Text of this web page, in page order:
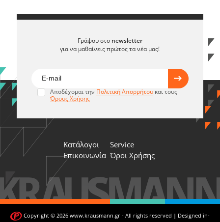
Γράψου στο newsletter
για να μαθαίνεις πρώτος τα νέα μας!
Αποδέχομαι την Πολιτική Απορρήτουκαι τους
Όρους Χρήσης
Κατάλογοι
Service
Επικοινωνία Όροι Χρήσης
Copyright © 2026 www.krausmann.gr - All rights reserved | Designed in-